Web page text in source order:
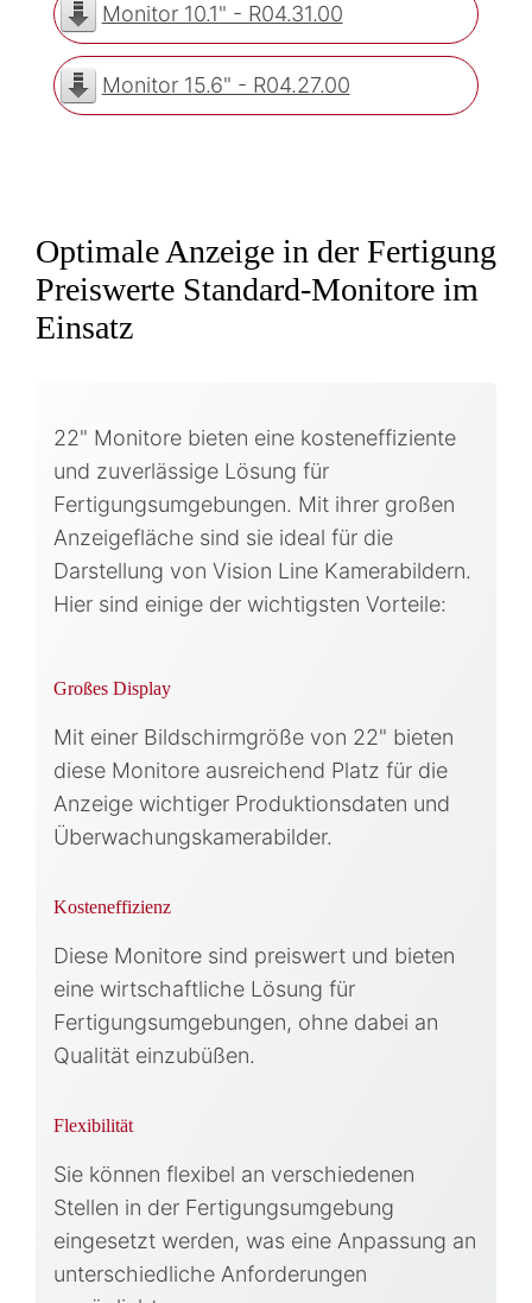
Monitor 10.1" - R04.31.00
Monitor 15.6" - R04.27.00
Optimale Anzeige in der Fertigung
Preiswerte Standard-Monitore im
Einsatz
22" Monitore bieten eine kosteneffiziente
und zuverlässige Lösung für
Fertigungsumgebungen. Mit ihrer großen
Anzeigefläche sind sie ideal für die
Darstellung von Vision Line Kamerabildern.
Hier sind einige der wichtigsten Vorteile:
Großes Display
Mit einer Bildschirmgröße von 22" bieten
diese Monitore ausreichend Platz für die
Anzeige wichtiger Produktionsdaten und
Überwachungskamerabilder.
Kosteneffizienz
Diese Monitore sind preiswert und bieten
eine wirtschaftliche Lösung für
Fertigungsumgebungen, ohne dabei an
Qualität einzubüßen.
Flexibilität
Sie können flexibel an verschiedenen
Stellen in der Fertigungsumgebung
eingesetzt werden, was eine Anpassung an
unterschiedliche Anforderungen